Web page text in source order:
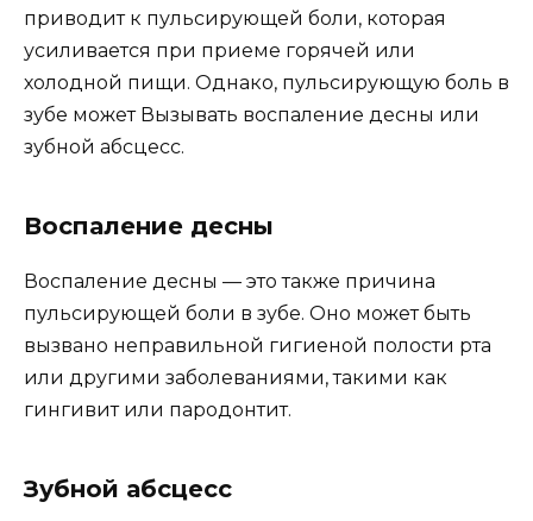
приводит к пульсирующей боли, которая
усиливается при приеме горячей или
холодной пищи. Однако, пульсирующую боль в
зубе может Вызывать воспаление десны или
зубной абсцесс.
Воспаление десны
Воспаление десны — это также причина
пульсирующей боли в зубе. Оно может быть
вызвано неправильной гигиеной полости рта
или другими заболеваниями, такими как
гингивит или пародонтит.
Зубной абсцесс